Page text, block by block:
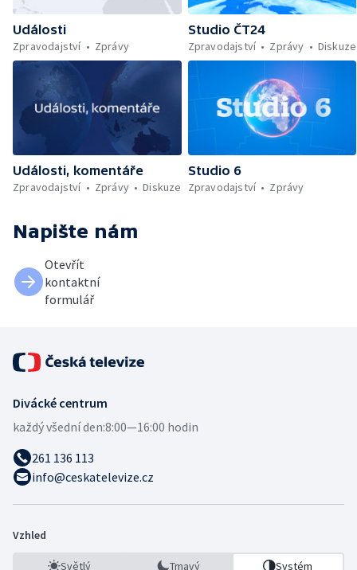
Události
Zpravodajství
Zprávy
Studio ČT24
Zpravodajství
Zprávy Diskuze
Události, komentáře
Zpravodajství
Zprávy Diskuze
Studio 6
Zpravodajství
Zprávy
Napište nám
Otevřít
kontaktní
formulář
Divácké centrum
každý všední den:8:00—16:00 hodin
261 136 113
info@ceskatelevize.cz
Vzhled
Světlý Tmavý Systém